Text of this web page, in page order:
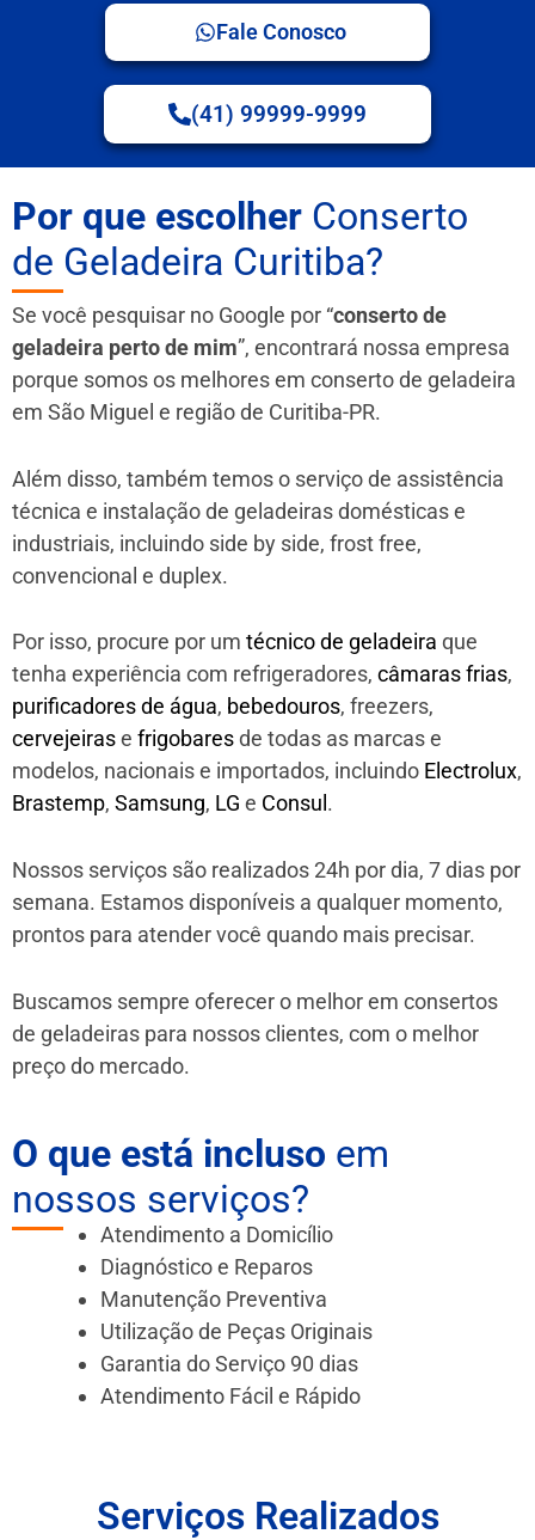
Fale Conosco
(41) 99999-9999
Por que escolher Conserto
de Geladeira Curitiba?
Se você pesquisar no Google por “conserto de
geladeira perto de mim”, encontrará nossa empresa
porque somos os melhores em conserto de geladeira
em São Miguel e região de Curitiba-PR.
Além disso, também temos o serviço de assistência
técnica e instalação de geladeiras domésticas e
industriais, incluindo side by side, frost free,
convencional e duplex.
Por isso, procure por um técnico de geladeira que
tenha experiência com refrigeradores, câmaras frias,
purificadores de água, bebedouros, freezers,
cervejeirase frigobaresde todas as marcas e
modelos, nacionais e importados, incluindo Electrolux,
Brastemp, Samsung, LG e Consul .
Nossos serviços são realizados 24h por dia, 7 dias por
semana. Estamos disponíveis a qualquer momento,
prontos para atender você quando mais precisar.
Buscamos sempre oferecer o melhor em consertos
de geladeiras para nossos clientes, com o melhor
preço do mercado.
O que está incluso em
nossos serviços?
Atendimento a Domicílio
Diagnóstico e Reparos
Manutenção Preventiva
Utilização de Peças Originais
Garantia do Serviço 90 dias
Atendimento Fácil e Rápido
Serviços Realizados